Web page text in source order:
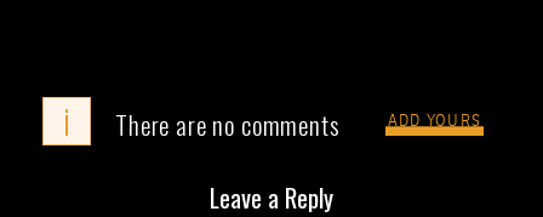
i There are no comments ADD YOURS
Leave a Reply